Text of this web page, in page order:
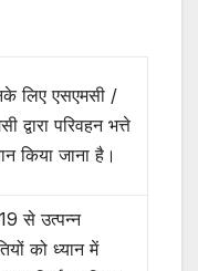
लिए एसएमसी /
द्वारा परिवहन भत्ते
किया जाना है।
से उत्पन्न
को ध्यान में